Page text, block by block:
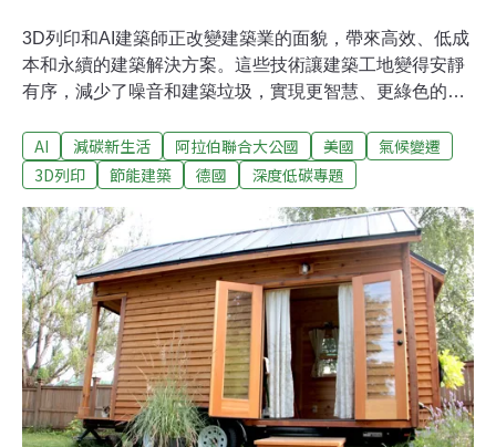
3D列印和AI建築師正改變建築業的面貌，帶來高效、低成
本和永續的建築解決方案。這些技術讓建築工地變得安靜
有序，減少了噪音和建築垃圾，實現更智慧、更綠色的居
地不再有滿滿的工人、塵土飛揚和轟隆聲，取而代之的是
幾台默默工作的巨型3D列印機器人，一片寂靜、井然有
手改變我們建造和居住的方式。3D列印：重塑住宅建築的
未來據《彭博》報導，2022年底，位於美國德州奧斯汀的
新創企業Icon，開始使用巨型3D列印機器人來建造整個郊
區住宅區。這些機器人能夠列印堅固耐用、高效節能的住
宅，跟傳統建築工法相比，建造時間和成本均可大幅降
低。Icon旗下的Vulcan 3D列印機器人是這場革命的核心技
術，短短三週內就能完成一棟房屋的牆體建設。美國萊納
房屋公司（Lennar）估計，這比傳統建築工法節省了30%
的時間，更
AI 減碳新生活 阿拉伯聯合大公國 美國
氣候變遷
3D列印
節能建築 德國 深度低碳專題